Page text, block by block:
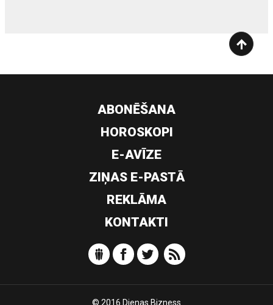
ABONĒŠANA
HOROSKOPI
E-AVĪZE
ZIŅAS E-PASTĀ
REKLĀMA
KONTAKTI
© 2016 Dienas Bizness